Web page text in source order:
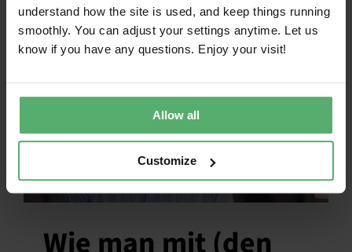
understand how the site is used, and keep things running
smoothly. You can adjust your settings anytime. Let us
know if you have any questions. Enjoy your visit!
Allow all
Customize
Wie man mit (den